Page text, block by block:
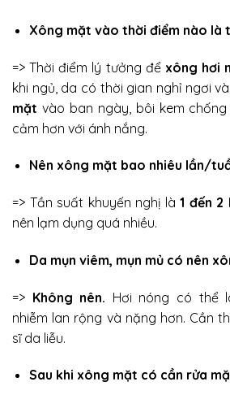
Xông mặt vào thời điểm nào là
=> Thời điểm lý tưởng để xông hơi
khi ngủ, da có thời gian nghỉ ngơi
mặt vào ban ngày, bôi kem
cảm hơn với ánh nắng.
Nên xông mặt bao nhiêu lần/
=> Tần suất khuyến nghị là 1 đến 2
nên lạm dụng quá nhiều.
Da mụn viêm, mụn mủ có nên
=> Không nên. Hơi nóng có thể
nhiễm lan rộng và nặng hơn. Cần
sĩ da liễu.
Sau khi xông mặt có cần rửa